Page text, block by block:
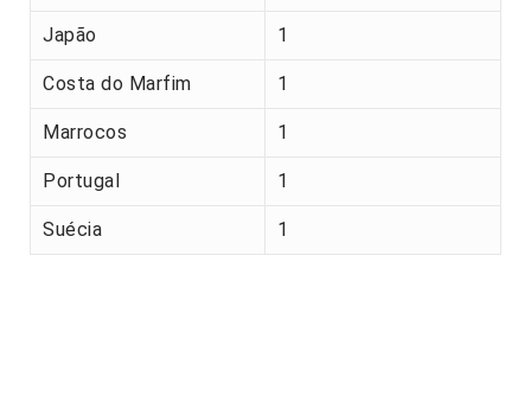
Japão 1
Costa do Marfim 1
Marrocos 1
Portugal 1
Suécia 1